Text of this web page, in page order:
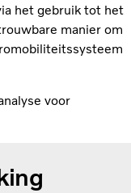
het gebruik tot het
manier om
voor